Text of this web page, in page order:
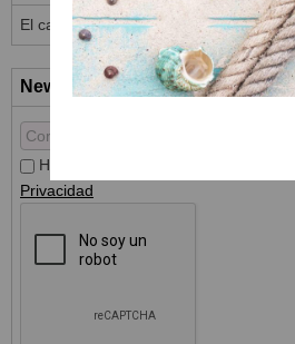
El carrito de la compra está vacío
Newsletter
He leído y acepto el
Privacidad